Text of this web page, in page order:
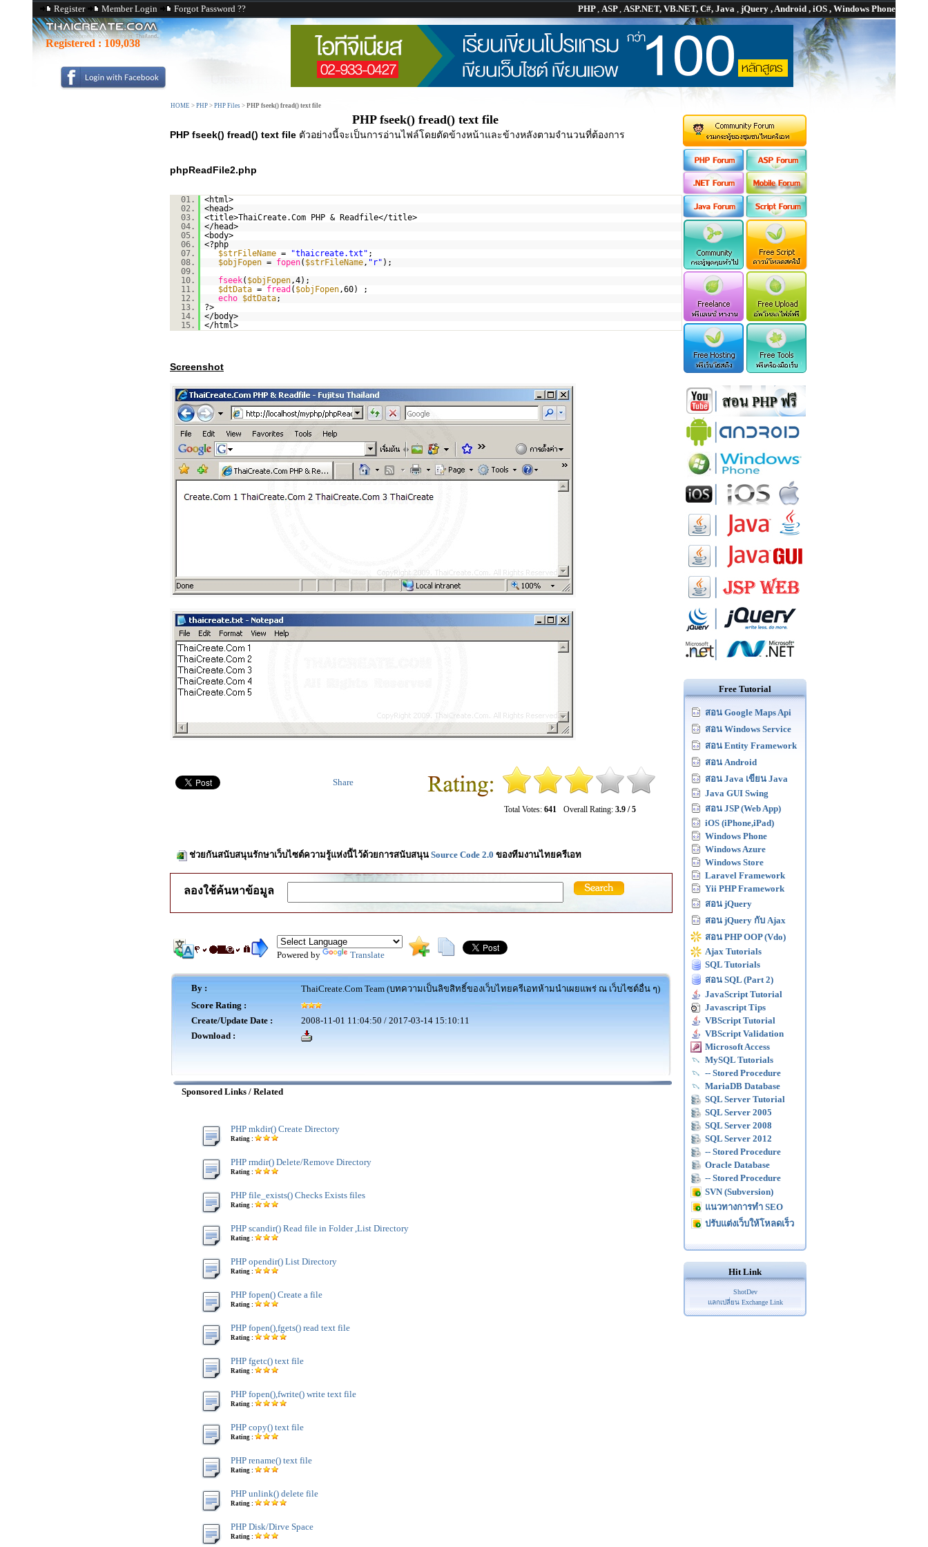
Register Member Login Forgot Password ?? PHP, ASP, ASP.NET, VB.NET, C#, Java , jQuery , Android , iOS , Windows Phone
Registered : 109,038
HOME > PHP > PHP Files > PHP fseek() fread() text file
PHP fseek() fread() text file
PHP fseek() fread() text file ตัวอย่างนี้จะเป็นการอ่านไฟล์โดยตัดข้างหน้าและข้างหลังตามจำนวนที่ต้องการ
phpReadFile2.php
01.
<html>
02.
<head>
03.
<title>ThaiCreate.Com PHP & Readfile</title>
04.
</head>
05.
<body>
06.
<?php
07.
$strFileName = "thaicreate.txt" ;
08.
$objFopen = fopen( $strFileName, "r" );
09.
10.
fseek( $objFopen,4);
11.
$dtData = fread ( $objFopen,60) ;
12.
echo $dtData;
13.
?>
14.
</body>
15.
</html>
Screenshot
Total Votes: 641 Overall Rating: 3.9 / 5
Share
ช่วยกันสนับสนุนรักษาเว็บไซต์ความรู้แห่งนี้ไว้ด้วยการสนับสนุน Source Code 2.0 ของทีมงานไทยครีเอท
ลองใช้ค้นหาข้อมูล
Powered by Translate
By :
ThaiCreate.Com Team (บทความเป็นลิขสิทธิ์ของเว็บไทยครีเอทห้ามนำเผยแพร่ ณ เว็บไซต์อื่น ๆ)
Score Rating :
Create/Update Date :
2008-11-01 11:04:50 / 2017-03-14 15:10:11
Download :
Sponsored Links / Related
PHP mkdir() Create Directory
Rating :
PHP rmdir() Delete/Remove Directory
Rating :
PHP file_exists() Checks Exists files
Rating :
PHP scandir() Read file in Folder ,List Directory
Rating :
PHP opendir() List Directory
Rating :
PHP fopen() Create a file
Rating :
PHP fopen(),fgets() read text file
Rating :
PHP fgetc() text file
Rating :
PHP fopen(),fwrite() write text file
Rating :
PHP copy() text file
Rating :
PHP rename() text file
Rating :
PHP unlink() delete file
Rating :
PHP Disk/Dirve Space
Rating :
Free Tutorial
สอน Google Maps Api
สอน Windows Service
สอน Entity Framework
สอน Android
สอน Java เขียน Java
Java GUI Swing
สอน JSP (Web App)
iOS (iPhone,iPad)
Windows Phone
Windows Azure
Windows Store
Laravel Framework
Yii PHP Framework
สอน jQuery
สอน jQuery กับ Ajax
สอน PHP OOP (Vdo)
Ajax Tutorials
SQL Tutorials
สอน SQL (Part 2)
JavaScript Tutorial
Javascript Tips
VBScript Tutorial
VBScript Validation
Microsoft Access
MySQL Tutorials
-- Stored Procedure
MariaDB Database
SQL Server Tutorial
SQL Server 2005
SQL Server 2008
SQL Server 2012
-- Stored Procedure
Oracle Database
-- Stored Procedure
SVN (Subversion)
แนวทางการทำ SEO
ปรับแต่งเว็บให้โหลดเร็ว
Hit Link
ShotDev
แลกเปลี่ยน Exchange Link